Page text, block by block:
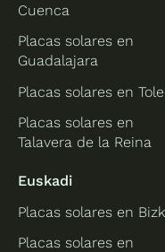
Cuenca
Placas solares en
Guadalajara
Placas solares en
Placas solares en
Talavera de la Reina
Euskadi
Placas solares en
Placas solares en